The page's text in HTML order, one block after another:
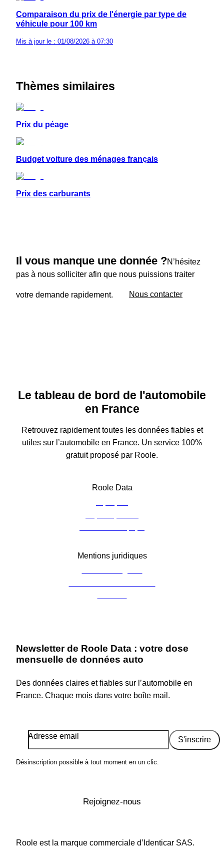
Comparaison du prix de l'énergie par type de
véhicule pour 100 km
Mis à jour le : 01/08/2026 à 07:30
Thèmes similaires
Prix du péage
Budget voiture des ménages français
Prix des carburants
Il vous manque une donnée ?N’hésitez
pas à nous solliciter afin que nous puissions traiter
votre demande rapidement. Nous contacter
Le tableau de bord de l'automobile
en France
Retrouvez rapidement toutes les données fiables et
utiles sur l’automobile en France. Un service 100%
gratuit proposé par Roole.
Roole Data
Mentions juridiques
Newsletter de Roole Data : votre dose
mensuelle de données auto
Des données claires et fiables sur l’automobile en
France. Chaque mois dans votre boîte mail.
S'inscrire
Adresse email
Désinscription possible à tout moment en un clic.
Rejoignez-nous
Roole est la marque commerciale d’Identicar SAS.